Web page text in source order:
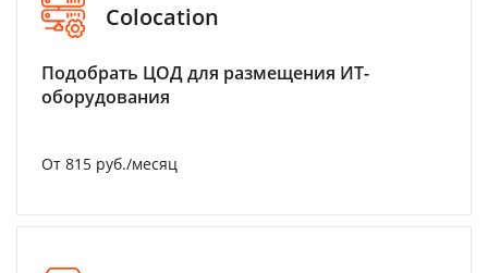
Colocation
Подобрать ЦОД для размещения ИТ-
оборудования
От 815 руб./месяц